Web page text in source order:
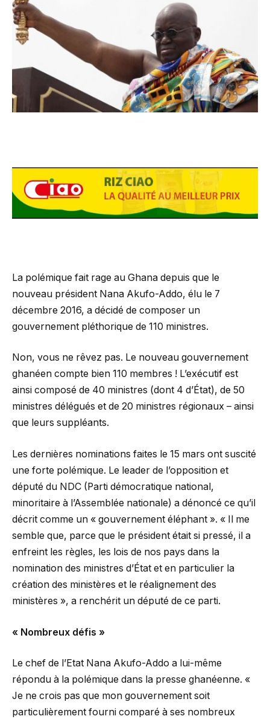
La polémique fait rage au Ghana depuis que le
nouveau président Nana Akufo-Addo, élu le 7
décembre 2016, a décidé de composer un
gouvernement pléthorique de 110 ministres.
Non, vous ne rêvez pas. Le nouveau gouvernement
ghanéen compte bien 110 membres ! L’exécutif est
ainsi composé de 40 ministres (dont 4 d’État), de 50
ministres délégués et de 20 ministres régionaux – ainsi
que leurs suppléants.
Les dernières nominations faites le 15 mars ont suscité
une forte polémique. Le leader de l’opposition et
député du NDC (Parti démocratique national,
minoritaire à l’Assemblée nationale) a dénoncé ce qu’il
décrit comme un « gouvernement éléphant ». « Il me
semble que, parce que le président était si pressé, il a
enfreint les règles, les lois de nos pays dans la
nomination des ministres d’État et en particulier la
création des ministères et le réalignement des
ministères », a renchérit un député de ce parti.
« Nombreux défis »
Le chef de l’Etat Nana Akufo-Addo a lui-même
répondu à la polémique dans la presse ghanéenne. «
Je ne crois pas que mon gouvernement soit
particulièrement fourni comparé à ses nombreux